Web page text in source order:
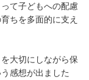
て子どもへの配慮
ちを多面的に支え
大切にしながら保
感想が出ました